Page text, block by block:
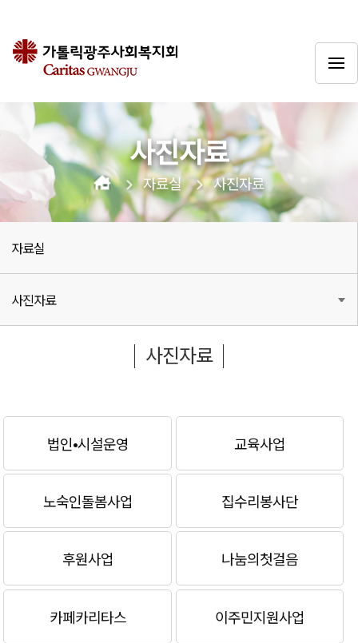
사진자료
자료실 사진자료
자료실
사진자료
사진자료
법인•시설운영 교육사업
노숙인돌봄사업 집수리봉사단
후원사업 나눔의첫걸음
카페카리타스 이주민지원사업